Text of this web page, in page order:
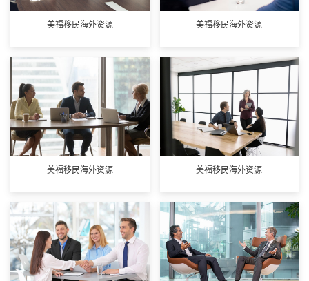
美福移民海外资源 美福移民海外资源
美福移民海外资源 美福移民海外资源